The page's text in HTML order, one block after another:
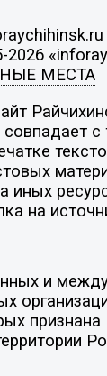
2026
МЕСТА
с
иных
на
и
признана